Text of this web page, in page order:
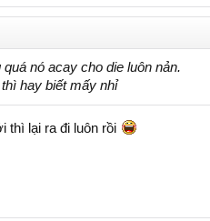
nó acay cho die luôn nản.
hay biết mấy nhỉ
thì lại ra đi luôn rồi